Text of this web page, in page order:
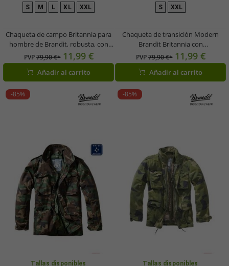
S M L XL XXL
Chaqueta de campo Britannia para
hombre de Brandit, robusta, con
capucha plegable, color camel.
PVP79,90 €* 11,99 €
Añadir al carrito
S XXL
Chaqueta de transición Modern
Brandit Britannia con
compartimento en la capucha, color
índigo.
PVP79,90 €* 11,99 €
Añadir al carrito
-85%
Tallas disponibles
-85%
Tallas disponibles